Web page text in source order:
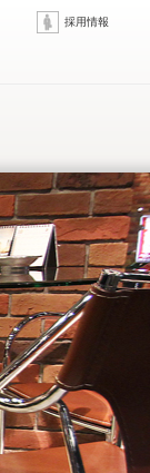
採用情報